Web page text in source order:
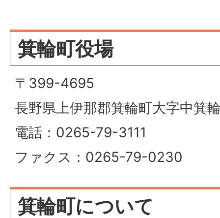
箕輪町役場
〒399-4695
長野県上伊那郡箕輪町大字中箕
電話：0265-79-3111
ファクス：0265-79-0230
箕輪町について